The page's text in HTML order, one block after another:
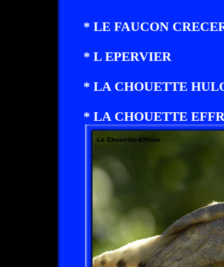
* LE FAUCON
* L EPERVIER
* LA CHOUETTE
* LA CHOUETTE